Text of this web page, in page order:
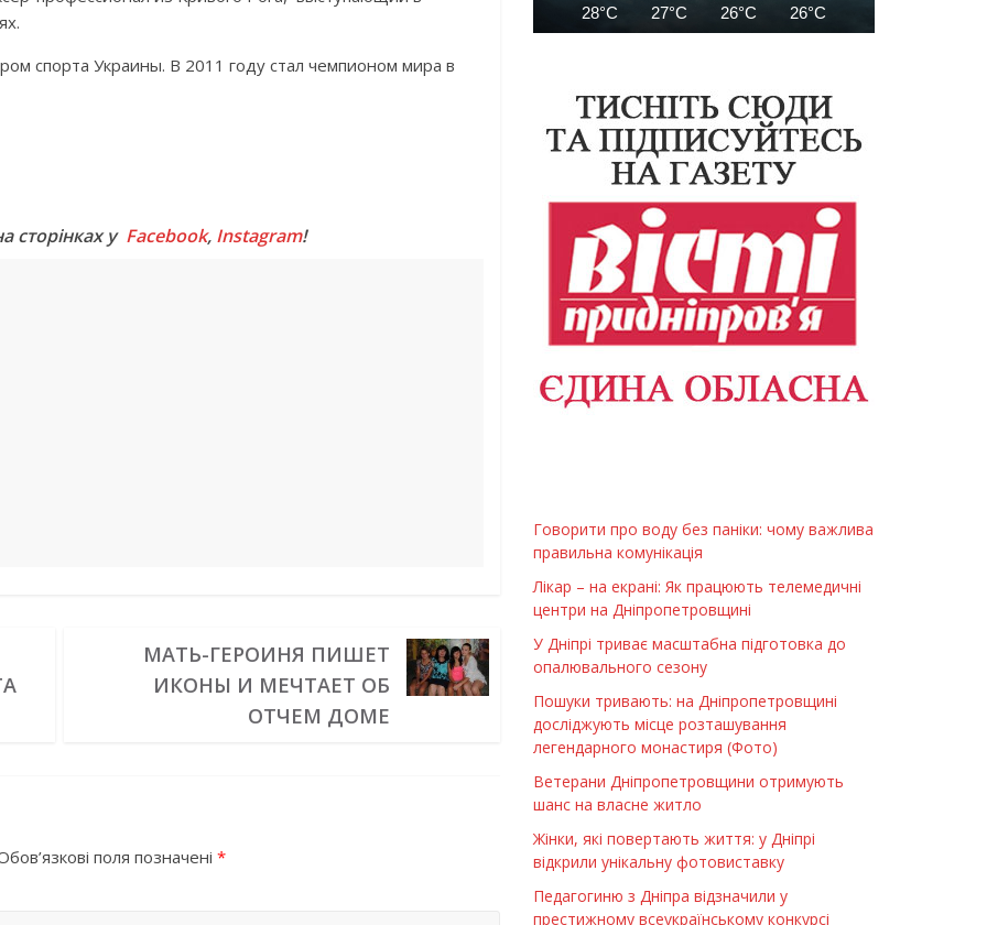
спорта Украины. В 2011 году стал чемпионом мира в
сторінках у Facebook, Instagram!
МАТЬ-ГЕРОИНЯ ПИШЕТ
ИКОНЫ И МЕЧТАЕТ ОБ
ОТЧЕМ ДОМЕ
поля позначені *
28°C 27°C 26°C 26°C
Говорити про воду без паніки: чому важлива
правильна комунікація
Лікар – на екрані: Як працюють телемедичні
центри на Дніпропетровщині
У Дніпрі триває масштабна підготовка до
опалювального сезону
Пошуки тривають: на Дніпропетровщині
досліджують місце розташування
легендарного монастиря (Фото)
Ветерани Дніпропетровщини отримують
шанс на власне житло
Жінки, які повертають життя: у Дніпрі
відкрили унікальну фотовиставку
Педагогиню з Дніпра відзначили у
престижному всеукраїнському конкурсі